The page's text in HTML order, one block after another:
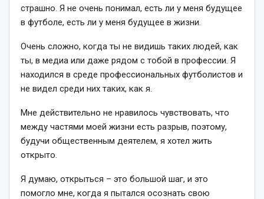
страшно. Я не очень понимал, есть ли у меня будущее
в футболе, есть ли у меня будущее в жизни.
Очень сложно, когда ты не видишь таких людей, как
ты, в медиа или даже рядом с тобой в профессии. Я
находился в среде профессиональных футболистов и
не видел среди них таких, как я.
Мне действительно не нравилось чувствовать, что
между частями моей жизни есть разрыв, поэтому,
будучи общественным деятелем, я хотел жить
открыто.
Я думаю, открыться – это большой шаг, и это
помогло мне, когда я пытался осознать свою